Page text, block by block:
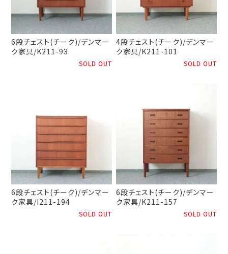
6段チェスト(チーク)/デンマー
ク家具/K211-93
SOLD OUT
4段チェスト(チーク)/デンマー
ク家具/K211-101
SOLD OUT
6段チェスト(チーク)/デンマー
ク家具/I211-194
SOLD OUT
6段チェスト(チーク)/デンマー
ク家具/K211-157
SOLD OUT